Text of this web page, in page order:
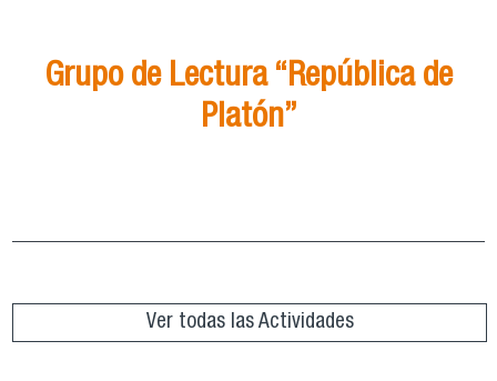
Grupo de Lectura “República de
Platón”
Ver todas las Actividades